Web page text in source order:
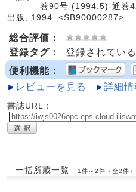
巻90号 (1994.5)-通巻
出版, 1994. <SB90000287>
総合評価：
登録タグ：
登録されてい
便利機能：
レビューを見る
詳細情
書誌URL：
一括所蔵一覧 1件～2件（全2件）